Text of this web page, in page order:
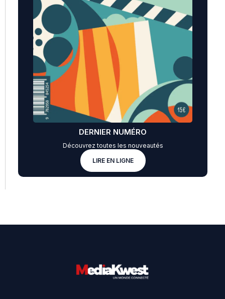
DERNIER NUMÉRO
Découvrez toutes les nouveautés
LIRE EN LIGNE